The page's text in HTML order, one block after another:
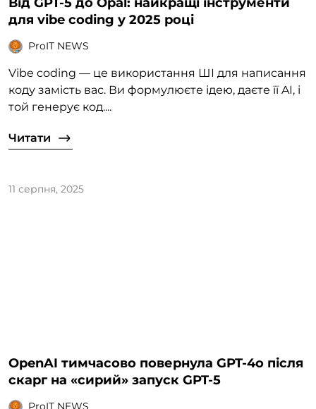
для vibe coding у 2025 році
ProIT NEWS
Vibe coding — це використання ШІ для написання
коду замість вас. Ви формулюєте ідею, даєте її AI, і
той генерує код....
Читати
11 серпня, 2025
OpenAI тимчасово повернула GPT-4o після
скарг на «сирий» запуск GPT-5
ProIT NEWS